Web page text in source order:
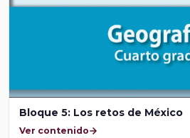
Bloque 5: Los retos de México
Ver contenido